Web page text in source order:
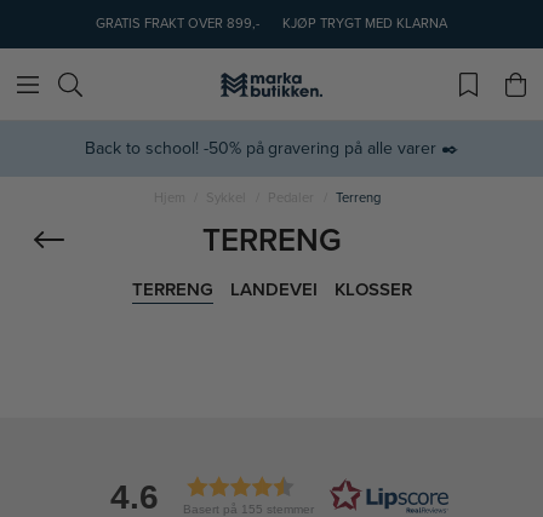
GRATIS FRAKT OVER 899,- KJØP TRYGT MED KLARNA
Back to school! -50% på gravering på alle varer ✒️
Hjem Sykkel Pedaler Terreng
TERRENG
TERRENG LANDEVEI KLOSSER
4.6 Basert på 155 stemmer